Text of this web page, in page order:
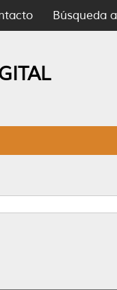
Búsqueda